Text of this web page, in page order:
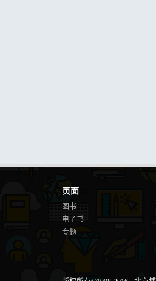
页面
图书
电子书
专题